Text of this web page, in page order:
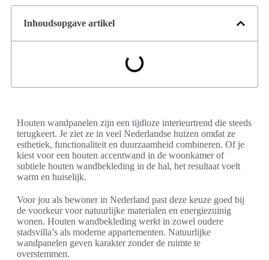
Inhoudsopgave artikel
Houten wandpanelen zijn een tijdloze interieurtrend die steeds
terugkeert. Je ziet ze in veel Nederlandse huizen omdat ze
esthetiek, functionaliteit en duurzaamheid combineren. Of je
kiest voor een houten accentwand in de woonkamer of
subtiele houten wandbekleding in de hal, het resultaat voelt
warm en huiselijk.
Voor jou als bewoner in Nederland past deze keuze goed bij
de voorkeur voor natuurlijke materialen en energiezuinig
wonen. Houten wandbekleding werkt in zowel oudere
stadsvilla’s als moderne appartementen. Natuurlijke
wandpanelen geven karakter zonder de ruimte te
overstemmen.